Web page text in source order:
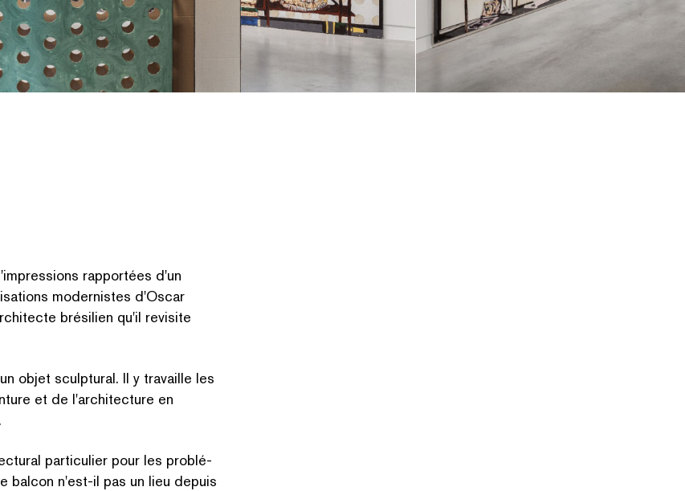
2018, BPS22. Photo : Fabrice Schneider
rapportées d'un
modernistes d'Oscar
brésilien qu'il revisite
objet sculptural. Il y travaille les
et de l'architecture en
particulier pour les prob­lé­
balcon n'est-il pas un lieu depuis